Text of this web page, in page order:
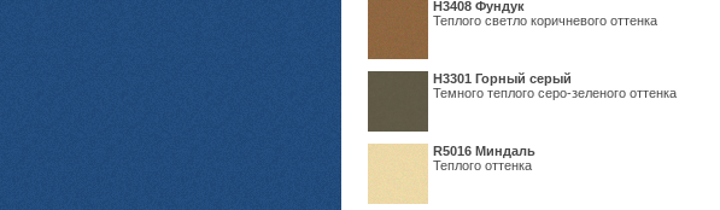
Н3408 Фундук
Теплого светло коричневого оттенка
Н3301 Горный серый
Темного теплого серо-зеленого оттенка
R5016 Миндаль
Теплого оттенка